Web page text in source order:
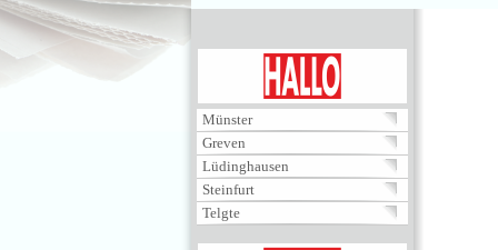
Münster
Greven
Lüdinghausen
Steinfurt
Telgte